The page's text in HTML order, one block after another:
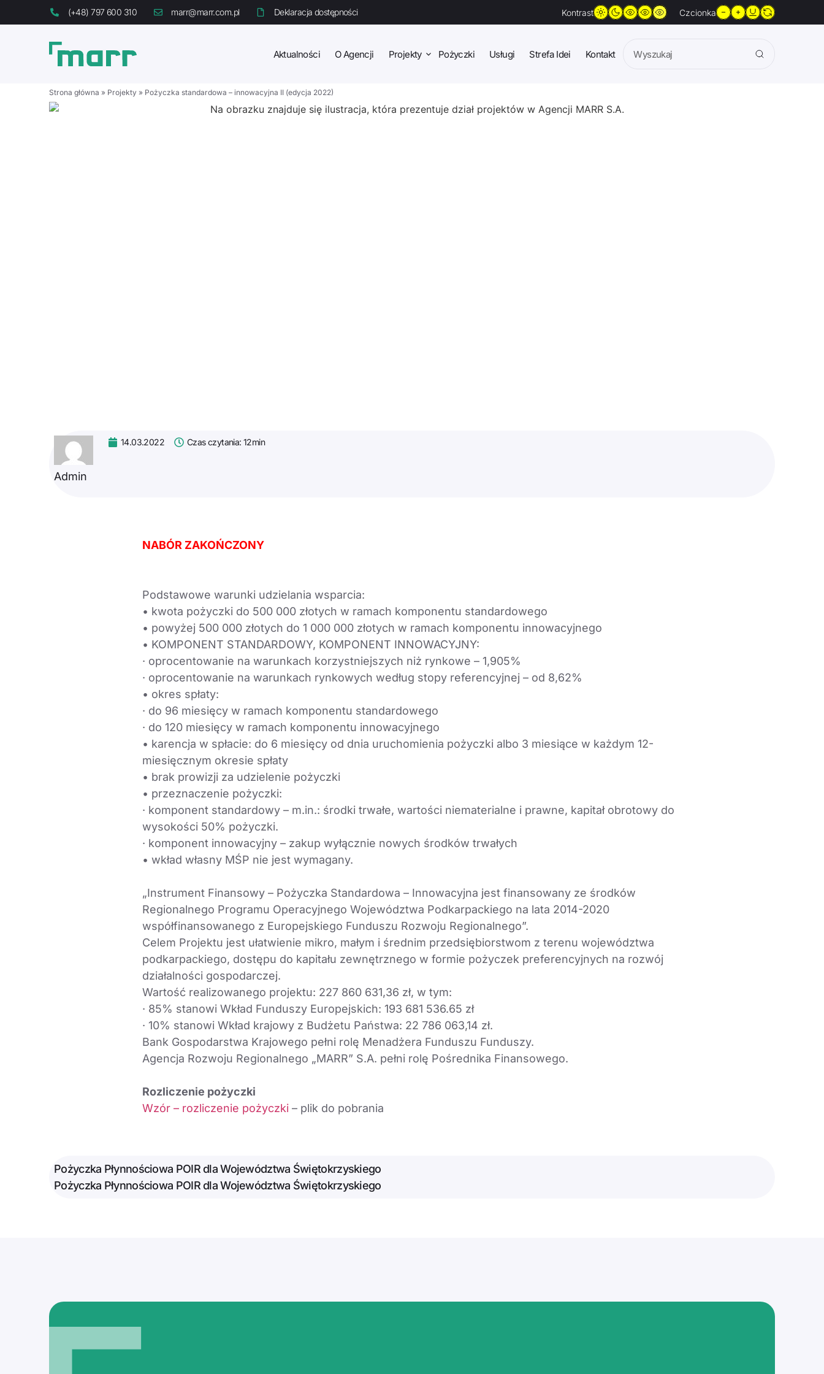
(+48) 797 600 310 marr@marr.com.pl Deklaracja dostępności Kontrast Czcionka
Aktualności O Agencji Projekty Pożyczki Usługi Strefa Idei Kontakt
Strona główna » Projekty » Pożyczka standardowa – innowacyjna II (edycja 2022)
Admin
14.03.2022 Czas czytania: 12min
NABÓR ZAKOŃCZONY
Podstawowe warunki udzielania wsparcia:
• kwota pożyczki do 500 000 złotych w ramach komponentu standardowego
• powyżej 500 000 złotych do 1 000 000 złotych w ramach komponentu innowacyjnego
• KOMPONENT STANDARDOWY, KOMPONENT INNOWACYJNY:
· oprocentowanie na warunkach korzystniejszych niż rynkowe – 1,905%
· oprocentowanie na warunkach rynkowych według stopy referencyjnej – od 8,62%
• okres spłaty:
· do 96 miesięcy w ramach komponentu standardowego
· do 120 miesięcy w ramach komponentu innowacyjnego
• karencja w spłacie: do 6 miesięcy od dnia uruchomienia pożyczki albo 3 miesiące w każdym 12-
miesięcznym okresie spłaty
• brak prowizji za udzielenie pożyczki
• przeznaczenie pożyczki:
· komponent standardowy – m.in.: środki trwałe, wartości niematerialne i prawne, kapitał obrotowy do
wysokości 50% pożyczki.
· komponent innowacyjny – zakup wyłącznie nowych środków trwałych
• wkład własny MŚP nie jest wymagany.
„Instrument Finansowy – Pożyczka Standardowa – Innowacyjna jest finansowany ze środków
Regionalnego Programu Operacyjnego Województwa Podkarpackiego na lata 2014-2020
współfinansowanego z Europejskiego Funduszu Rozwoju Regionalnego”.
Celem Projektu jest ułatwienie mikro, małym i średnim przedsiębiorstwom z terenu województwa
podkarpackiego, dostępu do kapitału zewnętrznego w formie pożyczek preferencyjnych na rozwój
działalności gospodarczej.
Wartość realizowanego projektu: 227 860 631,36 zł, w tym:
· 85% stanowi Wkład Funduszy Europejskich: 193 681 536.65 zł
· 10% stanowi Wkład krajowy z Budżetu Państwa: 22 786 063,14 zł.
Bank Gospodarstwa Krajowego pełni rolę Menadżera Funduszu Funduszy.
Agencja Rozwoju Regionalnego „MARR” S.A. pełni rolę Pośrednika Finansowego.
Rozliczenie pożyczki
Wzór – rozliczenie pożyczki – plik do pobrania
Pożyczka Płynnościowa POIR dla Województwa Świętokrzyskiego
Pożyczka Płynnościowa POIR dla Województwa Świętokrzyskiego